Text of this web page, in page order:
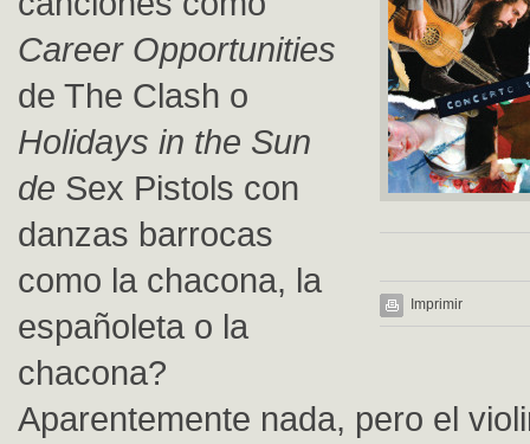
Imprimir
Career Opportunities
de The Clash o
Holidays in the Sun
de Sex Pistols con
danzas barrocas
como la chacona, la
españoleta o la
chacona?
Aparentemente nada, pero el